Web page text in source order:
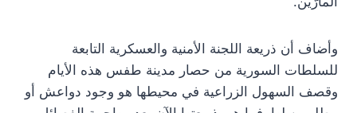
وأضاف أن ذريعة اللجنة الأمنية والعسكرية التابعة
للسلطات السورية من حصار مدينة طفس هذه الأيام
وقصف السهول الزراعية في محيطها هو وجود دواعش أو